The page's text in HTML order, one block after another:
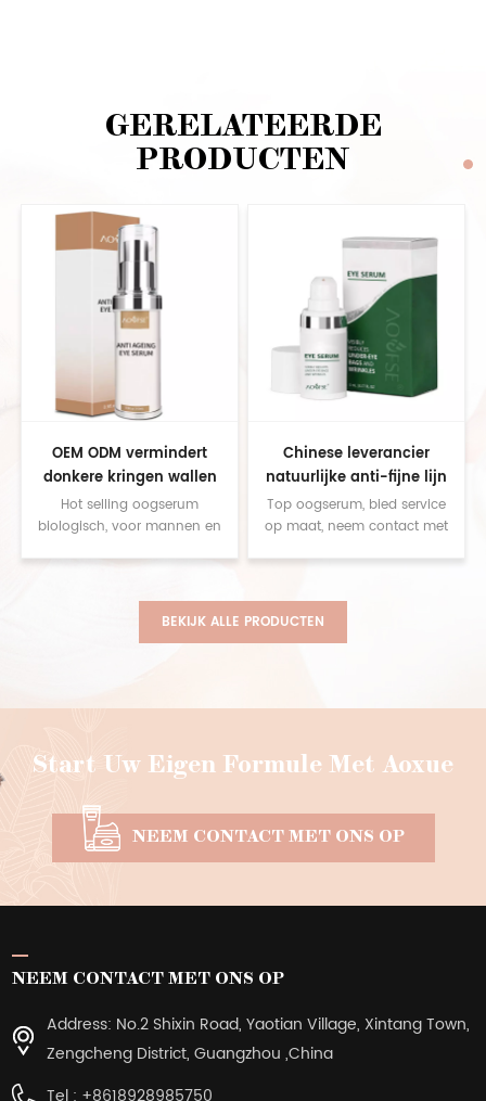
GERELATEERDE
PRODUCTEN
OEM ODM vermindert
donkere kringen wallen
oogserum anti-aging
hydraterende
Hot selling oogserum
biologisch, voor mannen en
maat, neem contact met ons
Chinese leverancier
natuurlijke anti-fijne lijn
donkere zakken repareren
organisch oogverhelderend
Top oogserum, bied service
op maat, neem contact met
BEKIJK ALLE PRODUCTEN
Start Uw Eigen Formule Met Aoxue
NEEM CONTACT MET ONS OP
NEEM CONTACT MET ONS OP
Address: No.2 Shixin Road, Yaotian Village, Xintang Town,
Zengcheng District, Guangzhou ,China